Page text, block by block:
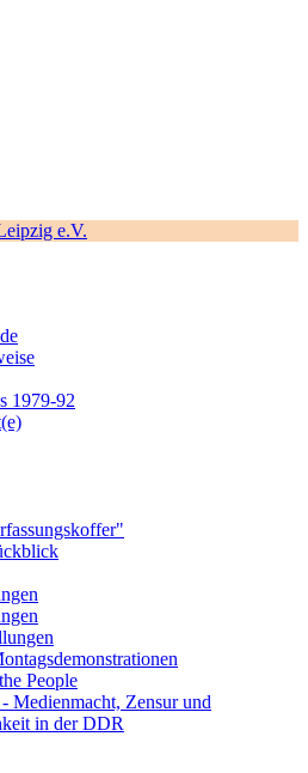
1979-92
People
Medienmacht, Zensur und
in der DDR